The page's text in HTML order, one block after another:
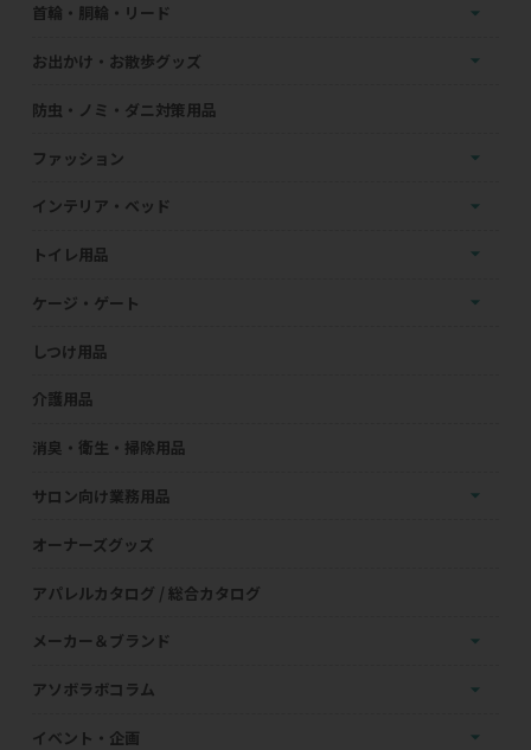
首輪・胴輪・リード
お出かけ・お散歩グッズ
防虫・ノミ・ダニ対策用品
ファッション
インテリア・ベッド
トイレ用品
ケージ・ゲート
しつけ用品
介護用品
消臭・衛生・掃除用品
サロン向け業務用品
オーナーズグッズ
アパレルカタログ / 総合カタログ
メーカー＆ブランド
アソボラボコラム
イベント・企画